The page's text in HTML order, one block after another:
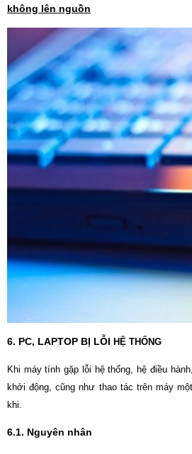
không lên nguồn
6. PC, LAPTOP BỊ LỖI HỆ THỐNG
Khi máy tính gặp lỗi hệ thống, hệ điều
khởi động, cũng như thao tác trên máy
khi.
6.1. Nguyên nhân